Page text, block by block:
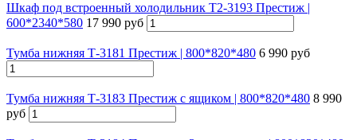
Шкаф под встроенный холодильник Т2-3193 Престиж |
600*2340*580 17 990 руб
Тумба нижняя Т-3181 Престиж | 800*820*480 6 990 руб
Тумба нижняя Т-3183 Престиж с ящиком | 800*820*480 8 990
руб